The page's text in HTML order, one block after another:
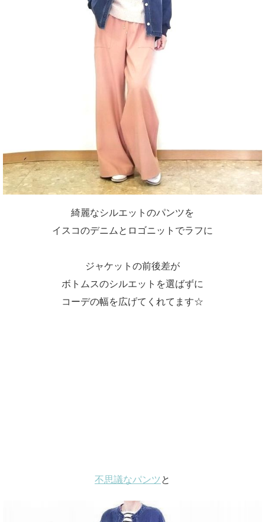
綺麗なシルエットのパンツを
イスコのデニムとロゴニットでラフに
ジャケットの前後差が
ボトムスのシルエットを選ばずに
コーデの幅を広げてくれてます☆
不思議なパンツ と